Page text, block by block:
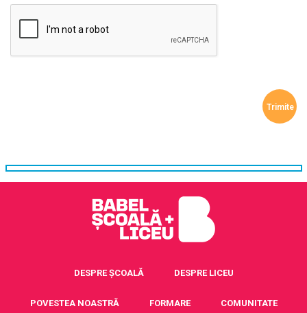
DESPRE ȘCOALĂ DESPRE LICEU
POVESTEA NOASTRĂ FORMARE COMUNITATE